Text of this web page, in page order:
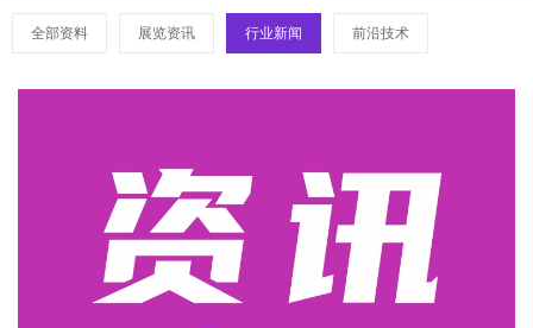
全部资料 展览资讯 行业新闻 前沿技术